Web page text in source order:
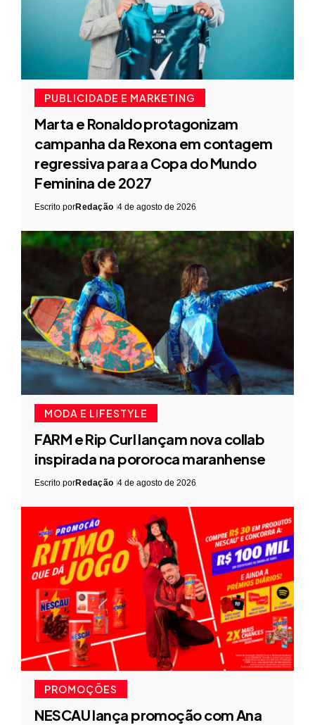
PUBLICIDADE E MARKETING
Marta e Ronaldo protagonizam
campanha da Rexona em contagem
regressiva para a Copa do Mundo
Feminina de 2027
Escrito porRedação 4 de agosto de 2026
MODA E LIFESTYLE
FARM e Rip Curl lançam nova collab
inspirada na pororoca maranhense
Escrito porRedação 4 de agosto de 2026
PROMOÇÕES
NESCAU lança promoção com Ana